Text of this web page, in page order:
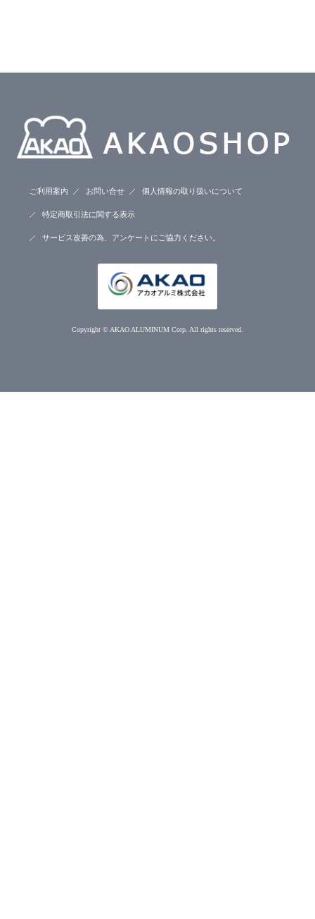
ご利用案内 お問い合せ 個人情報の取り扱いについて
特定商取引法に関する表示
サービス改善の為、アンケートにご協力ください。
Copyright © AKAO ALUMINUM Corp. All rights reserved.